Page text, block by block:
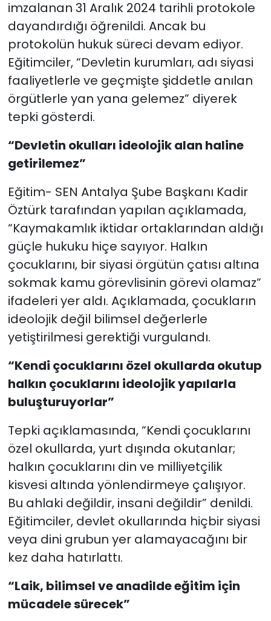
imzalanan 31 Aralık 2024 tarihli protokole
dayandırdığı öğrenildi. Ancak bu
protokolün hukuk süreci devam ediyor.
Eğitimciler, “Devletin kurumları, adı siyasi
faaliyetlerle ve geçmişte şiddetle anılan
örgütlerle yan yana gelemez” diyerek
tepki gösterdi.
“Devletin okulları ideolojik alan haline
getirilemez”
Eğitim- SEN Antalya Şube Başkanı Kadir
Öztürk tarafından yapılan açıklamada,
“Kaymakamlık iktidar ortaklarından aldığı
güçle hukuku hiçe sayıyor. Halkın
çocuklarını, bir siyasi örgütün çatısı altına
sokmak kamu görevlisinin görevi olamaz”
ifadeleri yer aldı. Açıklamada, çocukların
ideolojik değil bilimsel değerlerle
yetiştirilmesi gerektiği vurgulandı.
“Kendi çocuklarını özel okullarda okutup
halkın çocuklarını ideolojik yapılarla
buluşturuyorlar”
Tepki açıklamasında, “Kendi çocuklarını
özel okullarda, yurt dışında okutanlar;
halkın çocuklarını din ve milliyetçilik
kisvesi altında yönlendirmeye çalışıyor.
Bu ahlaki değildir, insani değildir” denildi.
Eğitimciler, devlet okullarında hiçbir siyasi
veya dini grubun yer alamayacağını bir
kez daha hatırlattı.
“Laik, bilimsel ve anadilde eğitim için
mücadele sürecek”